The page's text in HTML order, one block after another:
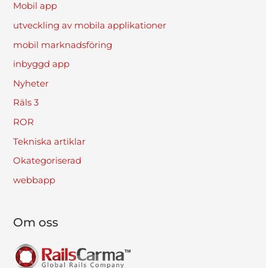
Mobil app
utveckling av mobila applikationer
mobil marknadsföring
inbyggd app
Nyheter
Räls 3
ROR
Tekniska artiklar
Okategoriserad
webbapp
Om oss